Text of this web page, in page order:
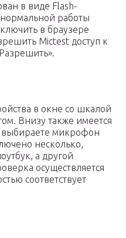
в виде Flash-
работы
в браузере
Mictest доступ к
в окне со шкалой
Внизу также имеется
микрофон
несколько,
а другой
осуществляется
соответствует